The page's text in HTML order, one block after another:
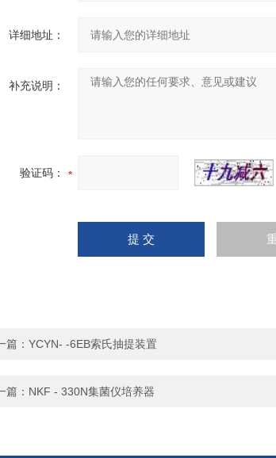
详细地址：
补充说明：
验证码：
篇： YCYN- -6EB索氏抽提装置
篇： NKF - 330N集菌仪培养器